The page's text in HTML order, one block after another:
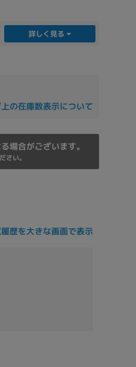
詳しく見る
の在庫数表示について
場合がございます。
さい。
歴を大きな画面で表示